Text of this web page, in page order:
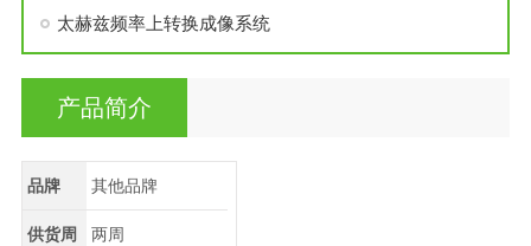
太赫兹频率上转换成像系统
产品简介
品牌 其他品牌
供货周
两周